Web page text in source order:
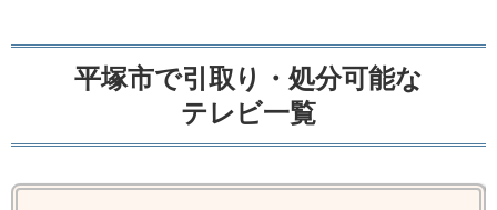
平塚市で引取り・処分可能な
テレビ一覧